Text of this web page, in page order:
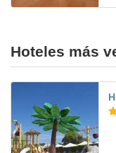
Hoteles más